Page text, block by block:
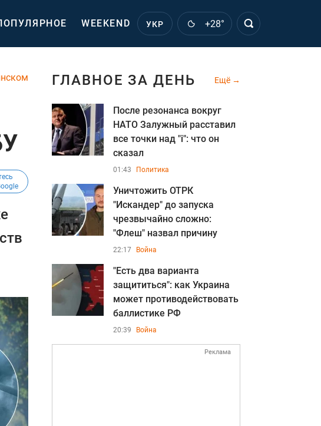
WEEKEND УКР +28°
ГЛАВНОЕ ЗА ДЕНЬ Ещё
После резонанса вокруг
НАТО Залужный расставил
все точки над "i": что он
сказал
01:43 Политика
Уничтожить ОТРК
"Искандер" до запуска
чрезвычайно сложно:
"Флеш" назвал причину
22:17 Война
"Есть два варианта
защититься": как Украина
может противодействовать
баллистике РФ
20:39 Война
Реклама